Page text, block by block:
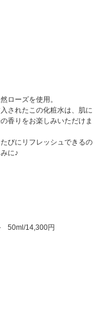
ローズを使用。
されたこの化粧水は、肌に
香りをお楽しみいただけま
びにリフレッシュできるの
に♪
50ml/14,300円